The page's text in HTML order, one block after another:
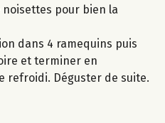
noisettes pour bien la
dans 4 ramequins puis
et terminer en
refroidi. Déguster de suite.